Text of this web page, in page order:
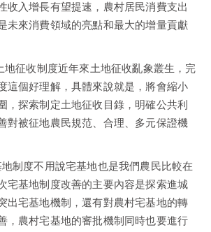
收入增長有望提速，農村居民消費支出
未來消費領域的亮點和最大的增量貢獻
地征收制度近年來土地征收亂象叢生，完
這個好理解，具體來說就是，將會縮小
，探索制定土地征收目錄，明確公共利
對被征地農民規范、合理、多元保證機
制度不用說宅基地也是我們農民比較在
宅基地制度改善的主要內容是探索進城
出宅基地機制，還有對農村宅基地的轉
，農村宅基地的審批機制同時也要進行